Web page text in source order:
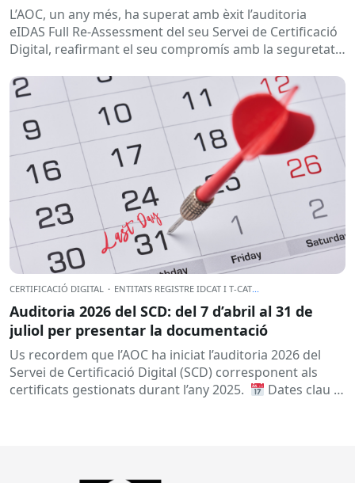
L’AOC, un any més, ha superat amb èxit l’auditoria
eIDAS Full Re-Assessment del seu Servei de Certificació
Digital, reafirmant el seu compromís amb la seguretat,
CERTIFICACIÓ DIGITAL · ENTITATS REGISTRE IDCAT I T-CAT...
Auditoria 2026 del SCD: del 7 d’abril al 31 de
juliol per presentar la documentació
Us recordem que l’AOC ha iniciat l’auditoria 2026 del
Servei de Certificació Digital (SCD) corresponent als
certificats gestionats durant l’any 2025.
Dates clau